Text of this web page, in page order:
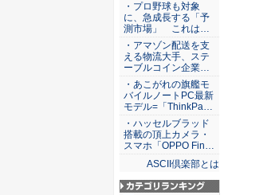
・プロ野球も対象
に、急成長する「予
測市場」 これは…
・アマゾン配送を支
える物流大手、ステ
ーブルコイン企業…
・あこがれの旗艦モ
バイルノートPC最新
モデル=「ThinkPa…
・ハッセルブラッド
搭載の頂上カメラ・
スマホ「OPPO Fin…
ASCII倶楽部とは